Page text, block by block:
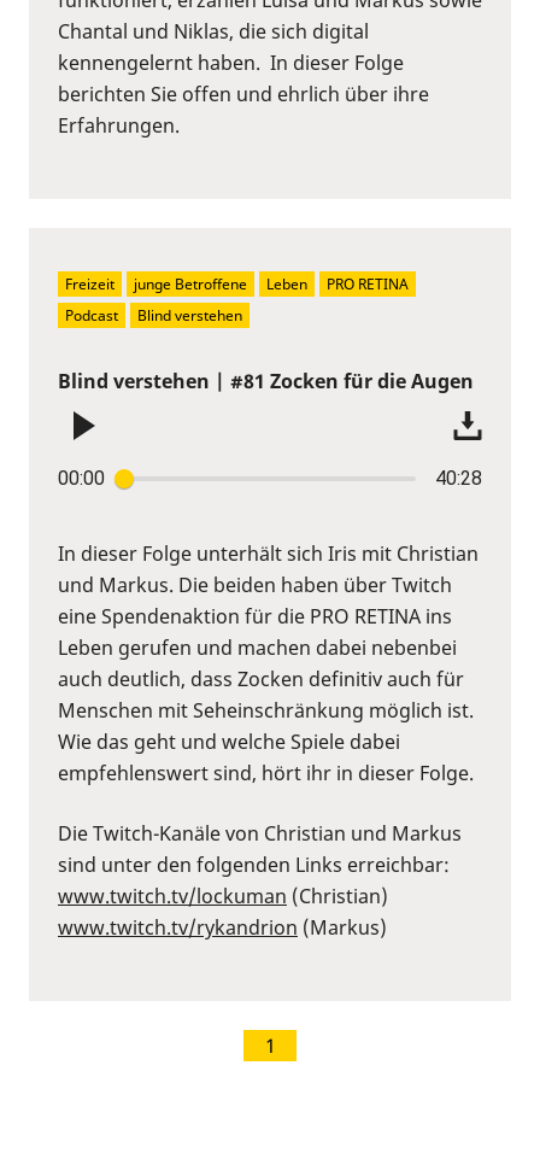
Chantal und Niklas, die sich digital
kennengelernt haben. In dieser Folge
berichten Sie offen und ehrlich über ihre
Erfahrungen.
Blind verstehen | #81 Zocken für die Augen
00:00 40:28
In dieser Folge unterhält sich Iris mit Christian
und Markus. Die beiden haben über Twitch
eine Spendenaktion für die PRO RETINA ins
Leben gerufen und machen dabei nebenbei
auch deutlich, dass Zocken definitiv auch für
Menschen mit Seheinschränkung möglich ist.
Wie das geht und welche Spiele dabei
empfehlenswert sind, hört ihr in dieser Folge.
Die Twitch-Kanäle von Christian und Markus
sind unter den folgenden Links erreichbar:
⁠www.twitch.tv/lockuman ⁠ (Christian)
⁠www.twitch.tv/rykandrion ⁠ (Markus)
Freizeit junge Betroffene Leben
PRO RETINA
Podcast
Blind verstehen
1